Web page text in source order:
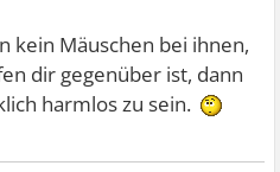
kein Mäuschen bei ihnen,
dir gegenüber ist, dann
harmlos zu sein.